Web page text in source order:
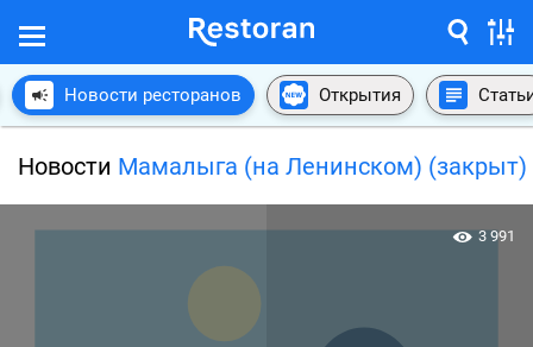
Новости ресторанов Открытия
Новости Мамалыга (на Ленинском) (закрыт)
3 991